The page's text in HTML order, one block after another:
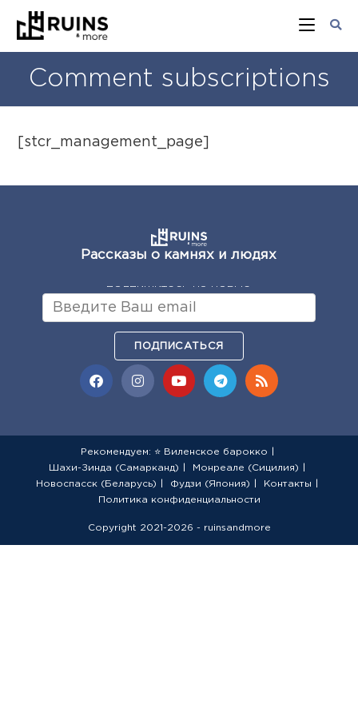
Comment subscriptions
[stcr_management_page]
Рассказы о камнях и людях
подпишитесь на новые
ПОДПИСАТЬСЯ
Рекомендуем: ⭐ Виленское барокко
Шахи-Зинда (Самарканд)
Монреале (Сицилия)
Новоспасск (Беларусь)
Фудзи (Япония)
Контакты
Политика конфиденциальности
Copyright 2021-2026 - ruinsandmore